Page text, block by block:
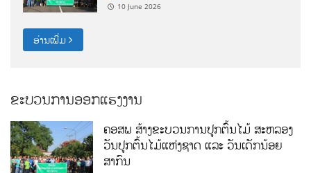
10 June 2026
ອ່ານເພີ່ມ
ຂະບວນການອອກແຮງງານ
ຄອສພ ສ້າງຂະບວນການປູກຕົ້ນໄມ້ ສະຫລອງ
ວັນປູກຕົ້ນໄມ້ແຫ່ງຊາດ ແລະ ວັນເດັກນ້ອຍ
ສາກົນ